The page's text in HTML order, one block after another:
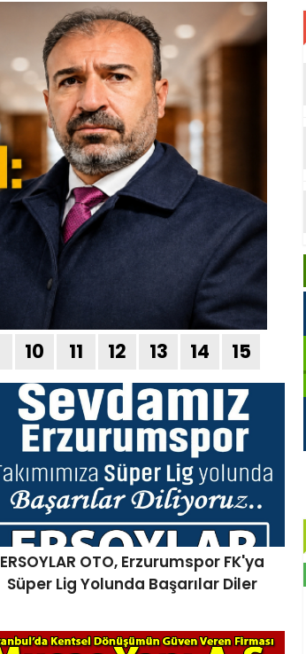
10 11 12 13 14 15
ERSOYLAR OTO, Erzurumspor FK'ya
Süper Lig Yolunda Başarılar Diler
Erzurumspor, Süper Lig’e Yükseldi:
Erkan Şirin’den Tebrik Mesajı